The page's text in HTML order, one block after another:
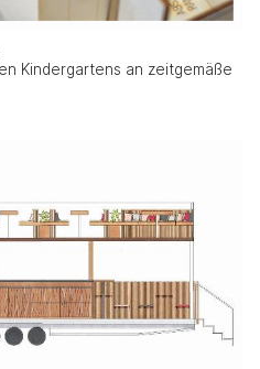
Kindergartens an zeitgemäße